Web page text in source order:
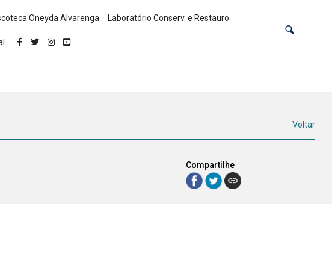
Oneyda Alvarenga Laboratório Conserv. e Restauro
Voltar
Compartilhe